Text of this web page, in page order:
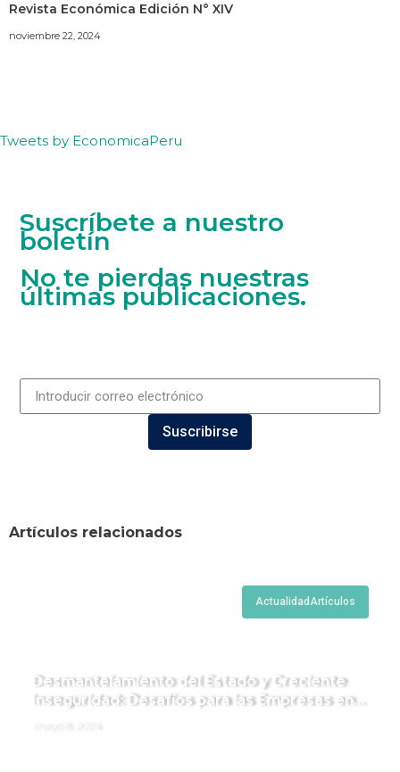
Revista Económica Edición N° XIV
noviembre 22, 2024
Tweets by EconomicaPeru
Suscríbete a nuestro
boletín
No te pierdas nuestras
últimas publicaciones.
Suscribirse
Artículos relacionados
ActualidadArtículos
Desmantelamiento del Estado y Creciente
Inseguridad: Desafíos para las Empresas en